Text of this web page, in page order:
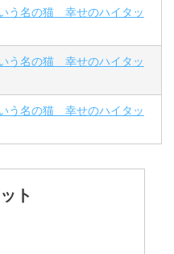
う名の猫 幸せのハイタッ
う名の猫 幸せのハイタッ
う名の猫 幸せのハイタッ
ト